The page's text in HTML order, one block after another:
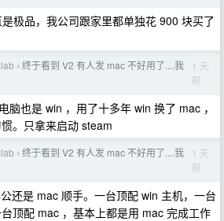
极品，我公司跟家里都单独花 900 块买了
› 终于看到 V2 有人发 mac 不好用了....我
1 天
前
脑也是 win ，用了十多年 win 换了 mac ，
。只拿来启动 steam
› 终于看到 V2 有人发 mac 不好用了....我
1 天
前
还是 mac 顺手。一台顶配 win 主机，一台
顶配 mac ，基本上都是用 mac 完成工作